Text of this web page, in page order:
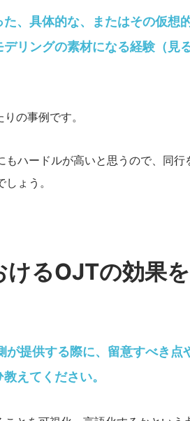
、具体的な、またはその仮想
リングの素材になる経験（見
の事例です。
ハードルが高いと思うので、同
ょう。
るOJTの効果
提供する際に、留意すべき点
えてください。